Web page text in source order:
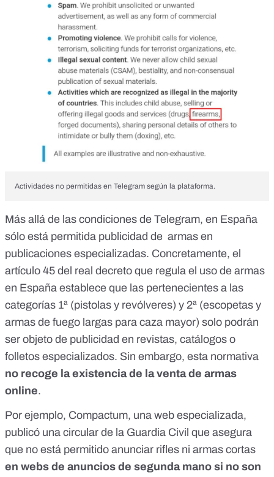
Actividades no permitidas en Telegram según la plataforma.
Más allá de las condiciones de Telegram, en España
sólo está permitida publicidad de armas en
publicaciones especializadas. Concretamente, el
artículo 45 del real decreto que regula el uso de armas
en España establece que las pertenecientes a las
categorías 1ª (pistolas y revólveres) y 2ª (escopetas y
armas de fuego largas para caza mayor) solo podrán
ser objeto de publicidad en revistas, catálogos o
folletos especializados. Sin embargo, esta normativa
no recoge la existencia de la venta de armas
online.
Por ejemplo, Compactum, una web especializada,
publicó una circular de la Guardia Civil que asegura
que no está permitido anunciar rifles ni armas cortas
en webs de anuncios de segunda mano si no son